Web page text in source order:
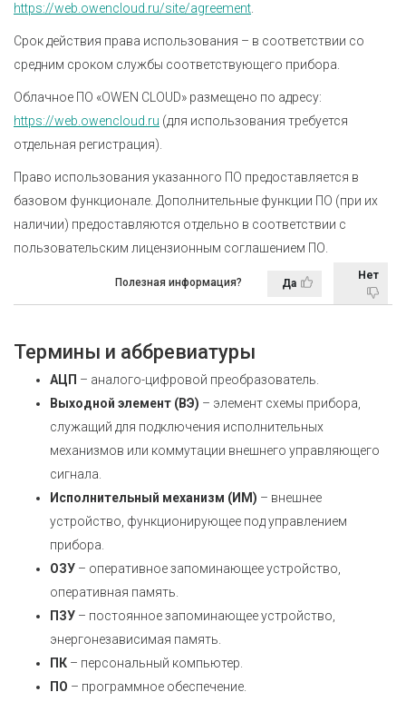
https://web.owencloud.ru/site/agreement
Срок действия права использования – в соответствии со
средним сроком службы соответствующего прибора.
Облачное ПО «OWEN CLOUD» размещено по адресу:
https://web.owencloud.ru (для использования требуется
отдельная регистрация).
Право использования указанного ПО предоставляется в
базовом функционале. Дополнительные функции ПО (при их
наличии) предоставляются отдельно в соответствии с
пользовательским лицензионным соглашением ПО.
Полезная информация? Да
Нет
Термины и аббревиатуры
АЦП – аналого-цифровой преобразователь.
Выходной элемент (ВЭ) – элемент схемы прибора,
служащий для подключения исполнительных
механизмов или коммутации внешнего управляющего
сигнала.
Исполнительный механизм (ИМ) – внешнее
устройство, функционирующее под управлением
прибора.
ОЗУ – оперативное запоминающее устройство,
оперативная память.
ПЗУ – постоянное запоминающее устройство,
энергонезависимая память.
ПК – персональный компьютер.
ПО – программное обеспечение.